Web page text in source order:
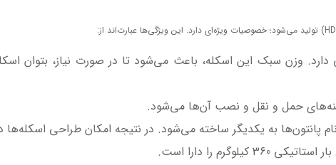
دارد. وزن سبک این اسکله، باعث می‌شود تا در صورت نیاز، بتوان
حمل و نقل و نصب آن‌ها می‌شود.
پانتون‌ها به یکدیگر ساخته می‌شود. در نتیجه امکان طراحی اسکله‌ها
را دارا است.